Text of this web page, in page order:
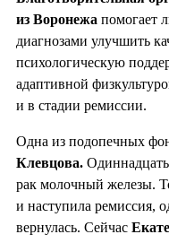
из Воронежа помогает
диагнозами улучшить
психологическую
адаптивной
и в стадии ремиссии.
Одна из подопечных
Клевцова.
рак молочный железы.
и наступила ремиссия,
вернулась. Сейчас